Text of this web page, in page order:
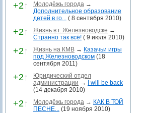
+2↑ Молодёжь города →
Дополнительное образование
детей в го... ( 8 сентября 2010)
+2↑ Жизнь в г. Железноводске →
Странно так всё! ( 9 июля 2010)
+2↑ Жизнь на КМВ → Казачьи игры
под Железноводском (18
сентября 2011)
+2↑
Юридический отдел
администрации →
I will be back
(14 декабря 2010)
+2↑ Молодёжь города → КАК В ТОЙ
ПЕСНЕ... (19 ноября 2010)